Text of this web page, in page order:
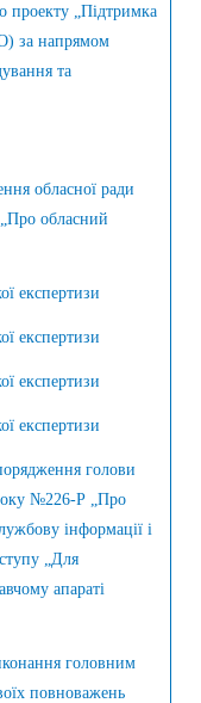
проекту „Підтримка
за напрямом
та
обласної ради
обласний
експертизи
експертизи
експертизи
експертизи
голови
№226-Р „Про
інформації і
„Для
апараті
головним
повноважень